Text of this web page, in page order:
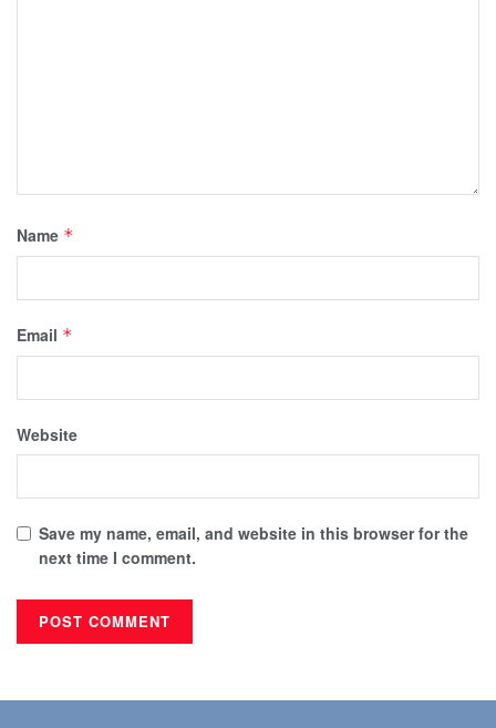
Name *
Email *
Website
Save my name, email, and website in this browser for the
next time I comment.